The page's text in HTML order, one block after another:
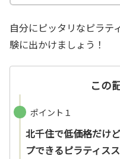
自分にピッタリなピラテ
験に出かけましょう！
この
ポイント１
北千住で低価格だけ
プできるピラティス